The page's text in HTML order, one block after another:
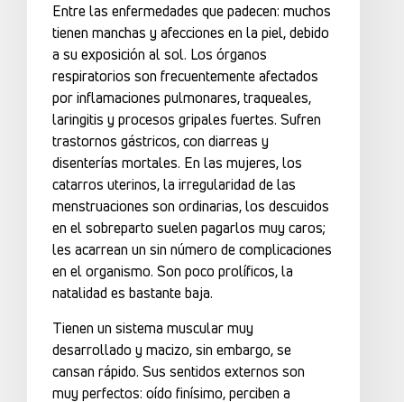
Entre las enfermedades que padecen: muchos
tienen manchas y afecciones en la piel, debido
a su exposición al sol. Los órganos
respiratorios son frecuentemente afectados
por inflamaciones pulmonares, traqueales,
laringitis y procesos gripales fuertes. Sufren
trastornos gástricos, con diarreas y
disenterías mortales. En las mujeres, los
catarros uterinos, la irregularidad de las
menstruaciones son ordinarias, los descuidos
en el sobreparto suelen pagarlos muy caros;
les acarrean un sin número de complicaciones
en el organismo. Son poco prolíficos, la
natalidad es bastante baja.
Tienen un sistema muscular muy
desarrollado y macizo, sin embargo, se
cansan rápido. Sus sentidos externos son
muy perfectos: oído finísimo, perciben a